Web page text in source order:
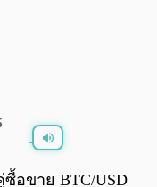
ซื้อขาย BTC/USD